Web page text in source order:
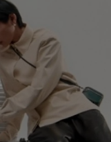
MEHR
RIMOWA